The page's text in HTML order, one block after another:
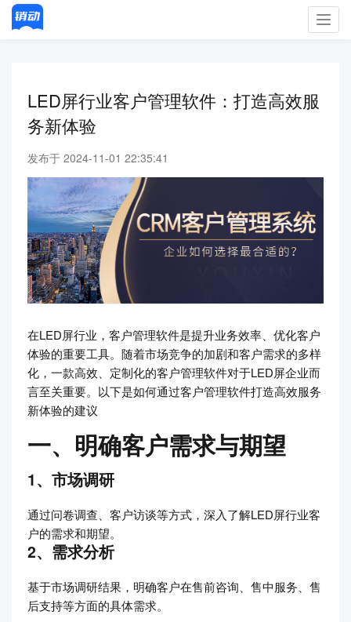
LED屏行业客户管理软件：打造高效服
务新体验
发布于 2024-11-01 22:35:41
在LED屏行业，客户管理软件是提升业务效率、优化客户
体验的重要工具。随着市场竞争的加剧和客户需求的多样
化，一款高效、定制化的客户管理软件对于LED屏企业而
言至关重要。以下是如何通过客户管理软件打造高效服务
新体验的建议
一、明确客户需求与期望
1、市场调研
通过问卷调查、客户访谈等方式，深入了解LED屏行业客
户的需求和期望。
2、需求分析
基于市场调研结果，明确客户在售前咨询、售中服务、售
后支持等方面的具体需求。